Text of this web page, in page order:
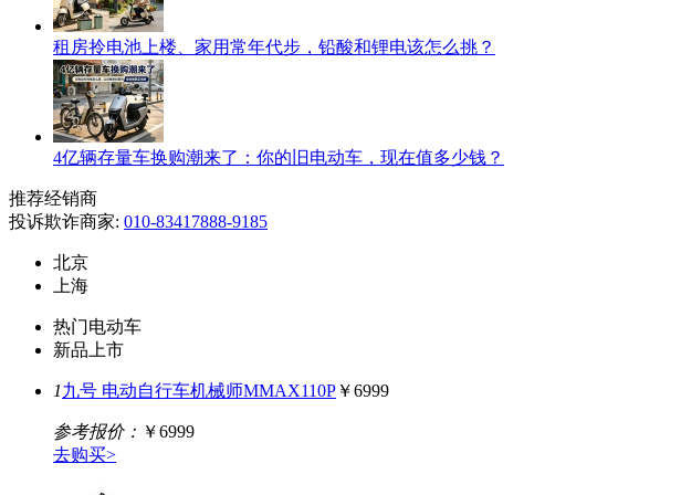
租房拎电池上楼、家用常年代步，铅酸和锂电该怎么挑？
4亿辆存量车换购潮来了：你的旧电动车，现在值多少钱？
推荐经销商
投诉欺诈商家: 010-83417888-9185
北京
上海
热门电动车
新品上市
1九号 电动自行车机械师MMAX110P ￥6999
参考报价： ￥6999
去购买>